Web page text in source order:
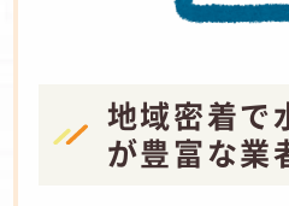
地域密着で
が豊富な業